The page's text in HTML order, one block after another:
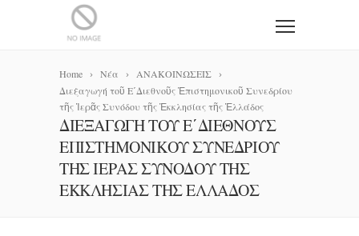
Home Νέα
ΑΝΑΚΟΙΝΩΣΕΙΣ
Διεξαγωγή τοῦ Ε΄Διεθνοῦς Ἐπιστημονικοῦ Συνεδρίου
τῆς Ἱερᾶς Συνόδου τῆς Ἐκκλησίας τῆς Ἑλλάδος
ΔΙΕΞΑΓΩΓΉ ΤΟΥ͂ Ε΄ΔΙΕΘΝΟΥ͂Σ
ἘΠΙΣΤΗΜΟΝΙΚΟΥ͂ ΣΥΝΕΔΡΊΟΥ
ΤΗ͂Σ ἹΕΡΑ͂Σ ΣΥΝΌΔΟΥ ΤΗ͂Σ
ἘΚΚΛΗΣΊΑΣ ΤΗ͂Σ ἙΛΛΆΔΟΣ